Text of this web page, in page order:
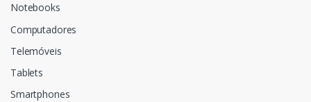
Notebooks
Computadores
Telemóveis
Tablets
Smartphones